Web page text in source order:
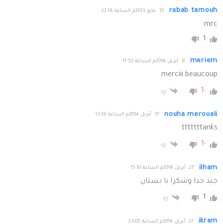
rabab tamouh 15 مايو 2013م الساعة 22:16
mrc
1
meriem 8 أبريل 2014م الساعة 17:52
merciii beaucoup
-1 رد
nouha merouali 17 أبريل 2014م الساعة 13:18
tttttttanks
-1 رد
ilham 27 أبريل 2014م الساعة 15:10
جيد جدا وشكرا يا بستان
1 رد
ikram 27 أبريل 2014م الساعة 23:05